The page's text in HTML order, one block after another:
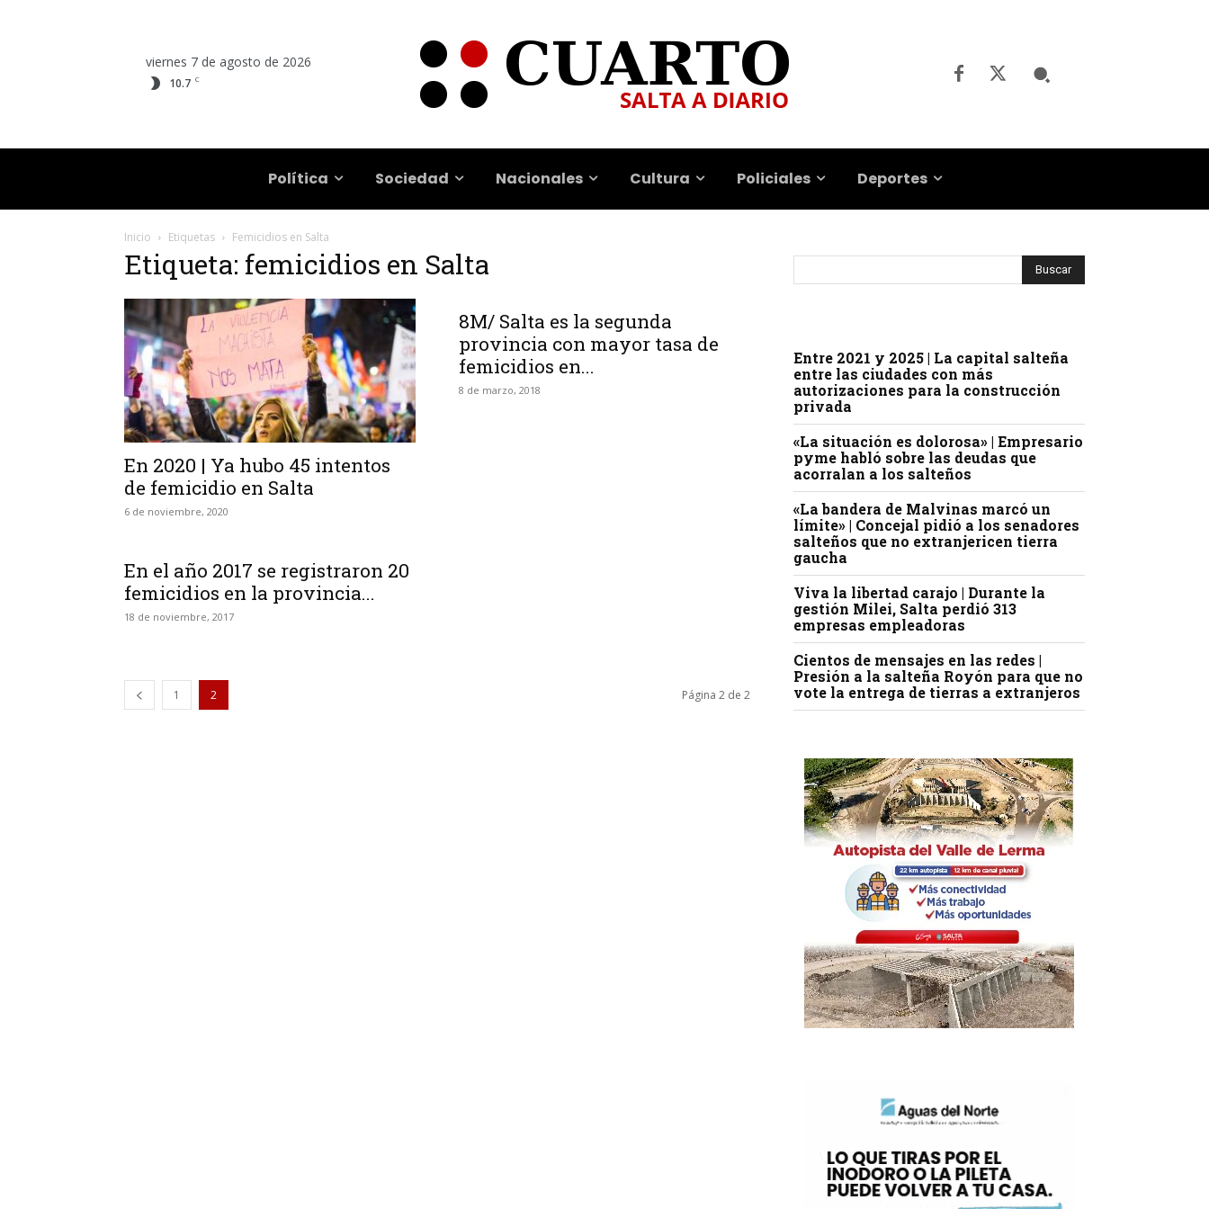
viernes 7 de agosto de 2026
10.7 C
Política Sociedad Nacionales Cultura Policiales Deportes
Inicio Etiquetas Femicidios en Salta
Etiqueta: femicidios en Salta
En 2020 | Ya hubo 45 intentos
de femicidio en Salta
6 de noviembre, 2020
8M/ Salta es la segunda
provincia con mayor tasa de
femicidios en...
8 de marzo, 2018
En el año 2017 se registraron 20
femicidios en la provincia...
18 de noviembre, 2017
1 2 Página 2 de 2
Entre 2021 y 2025 | La capital salteña
entre las ciudades con más
autorizaciones para la construcción
privada
«La situación es dolorosa» | Empresario
pyme habló sobre las deudas que
acorralan a los salteños
«La bandera de Malvinas marcó un
límite» | Concejal pidió a los senadores
salteños que no extranjericen tierra
gaucha
Viva la libertad carajo | Durante la
gestión Milei, Salta perdió 313
empresas empleadoras
Cientos de mensajes en las redes |
Presión a la salteña Royón para que no
vote la entrega de tierras a extranjeros